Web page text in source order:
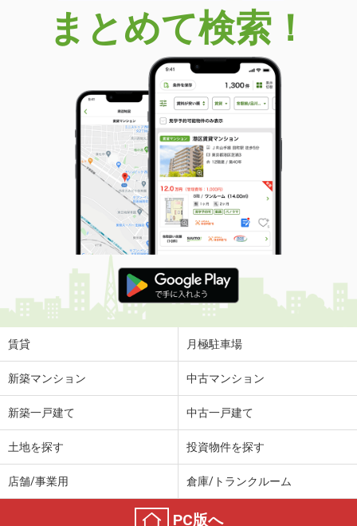
まとめて検索！
賃貸 月極駐車場
新築マンション 中古マンション
新築一戸建て 中古一戸建て
土地を探す 投資物件を探す
店舗/事業用 倉庫/トランクルーム
PC版へ